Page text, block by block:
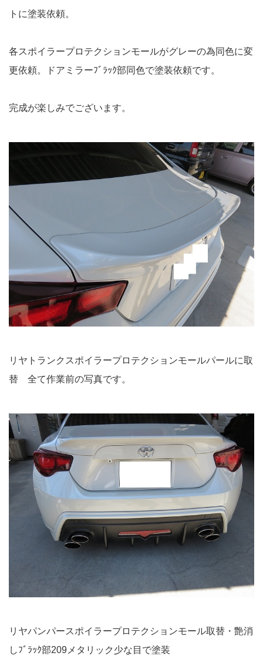
トに塗装依頼。
各スポイラープロテクションモールがグレーの為同色に変
更依頼。ドアミラーﾌﾞﾗｯｸ部同色で塗装依頼です。
完成が楽しみでございます。
リヤトランクスポイラープロテクションモールパールに取
替 全て作業前の写真です。
リヤパンパースポイラープロテクションモール取替・艶消
しﾌﾞﾗｯｸ部209メタリック少な目で塗装